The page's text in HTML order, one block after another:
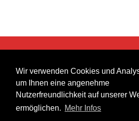
Wir verwenden Cookies und
um Ihnen eine angenehme
Nutzerfreundlichkeit auf unserer
ermöglichen. Mehr Infos
heer musik ag
Lättenstrasse 35
8952 Schlieren
info@heermusic.com